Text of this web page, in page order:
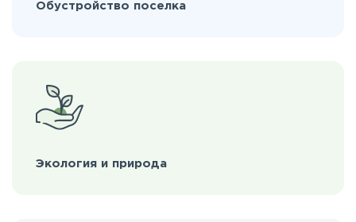
Обустройство поселка
Экология и природа